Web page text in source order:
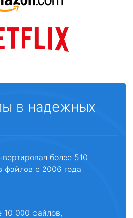
в надежных
более 510
файлов с 2006 года
10 000 файлов,